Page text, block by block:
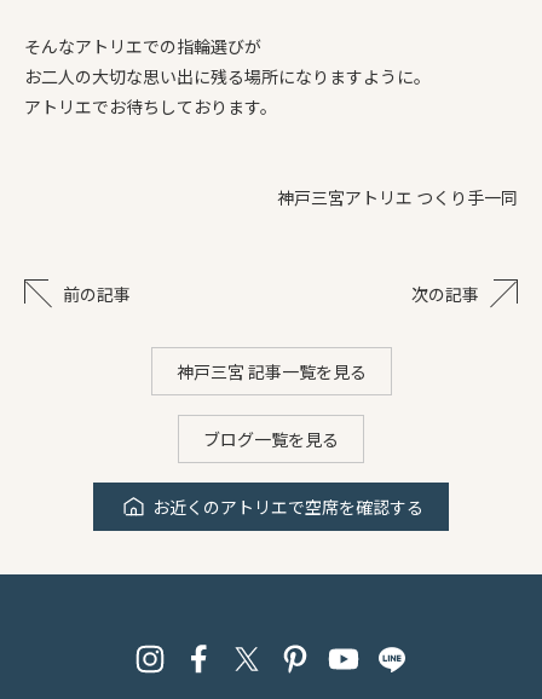
そんなアトリエでの指輪選びが
お二人の大切な思い出に残る場所になりますように。
アトリエでお待ちしております。
神戸三宮アトリエ つくり手一同
前の記事 次の記事
神戸三宮 記事一覧を見る
ブログ一覧を見る
お近くのアトリエで空席を確認する